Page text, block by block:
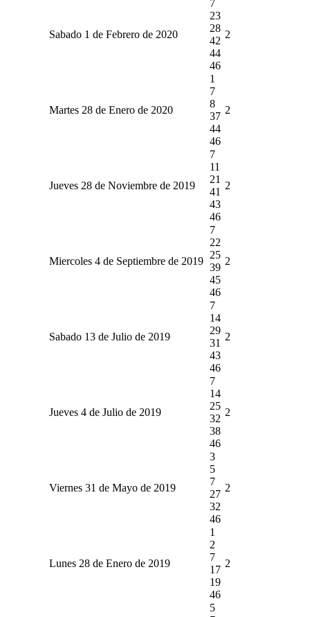
Sabado 1 de Febrero de 2020
7
23
28
42
44
46
2
Martes 28 de Enero de 2020
1
7
8
37
44
46
2
Jueves 28 de Noviembre de 2019
7
11
21
41
43
46
2
Miercoles 4 de Septiembre de 2019
7
22
25
39
45
46
2
Sabado 13 de Julio de 2019
7
14
29
31
43
46
2
Jueves 4 de Julio de 2019
7
14
25
32
38
46
2
Viernes 31 de Mayo de 2019
3
5
7
27
32
46
2
Lunes 28 de Enero de 2019
1
2
7
17
19
46
2
5